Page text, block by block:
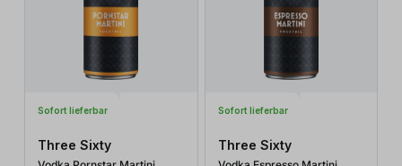
Sofort lieferbar
Three Sixty
Sofort lieferbar
Three Sixty